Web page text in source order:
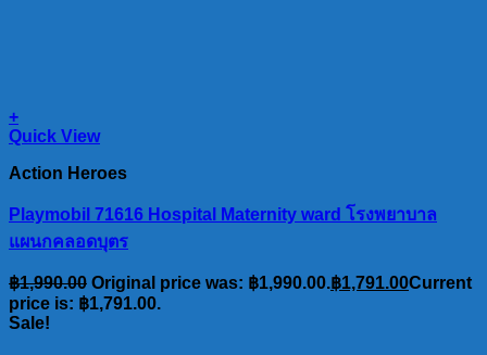
+
Quick View
Action Heroes
Playmobil 71616 Hospital Maternity ward โรงพยาบาล
แผนกคลอดบุตร
฿1,990.00 Original price was: ฿1,990.00.฿1,791.00Current
price is: ฿1,791.00.
Sale!